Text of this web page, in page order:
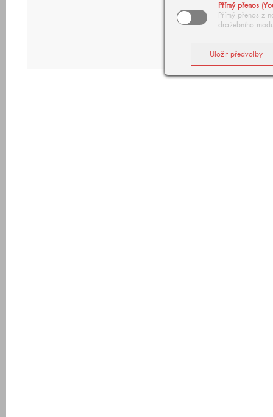
Přímý přenos
Přímý přenos z
dražebního